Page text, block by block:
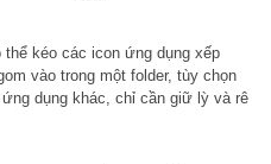
kéo các icon ứng dụng xếp
vào trong một folder, tùy chọn
dụng khác, chỉ cần giữ lỳ và rê